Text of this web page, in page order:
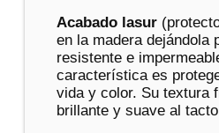
Acabado lasur
en la madera dejándola
resistente e
característica es
vida y color. Su textura
brillante y suave al